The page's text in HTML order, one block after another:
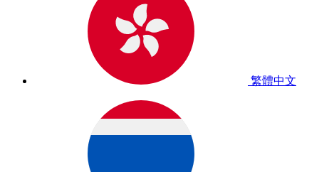
繁體中文